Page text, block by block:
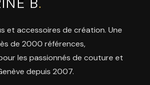
et accessoires de création. Une
de 2000 références,
les passionnés de couture et
depuis 2007.